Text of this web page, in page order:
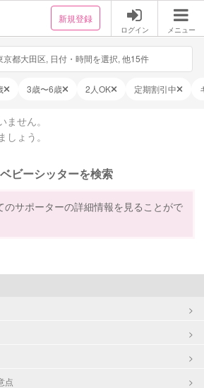
新規登録
ログイン メニュー
京都大田区, 日付・時間を選択, 他15件
3歳〜6歳 2人OK 定期割引中
せん。
ょう。
ビーシッターを検索
のサポーターの詳細情報を見ることがで
点